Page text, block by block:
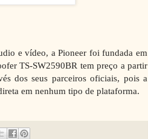
e vídeo, a Pioneer foi fundada em
TS-SW2590BR tem preço a partir
dos seus parceiros oficiais, pois a
em nenhum tipo de plataforma.